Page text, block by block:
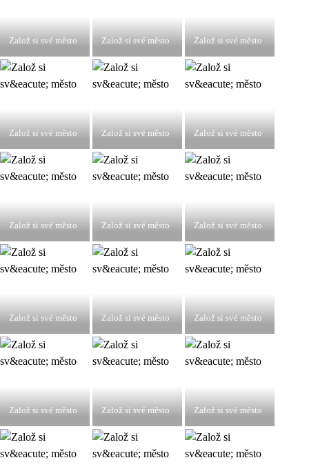
Založ si své město Založ si své město Založ si své město
Založ si své město Založ si své město Založ si své město
Založ si své město Založ si své město Založ si své město
Založ si své město Založ si své město Založ si své město
Založ si své město Založ si své město Založ si své město